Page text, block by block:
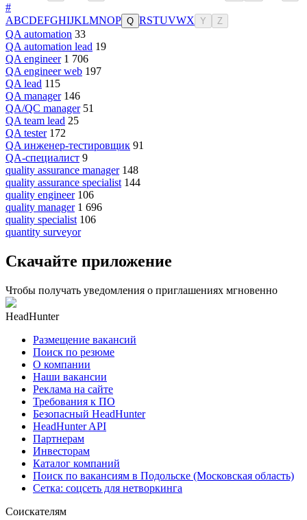
#
ABCDEFGHIJKLMNOP Q RSTUVWX Y Z
QA automation 33
QA automation lead 19
QA engineer 1 706
QA engineer web 197
QA lead 115
QA manager 146
QA/QC manager 51
QA team lead 25
QA tester 172
QA инженер-тестировщик 91
QA-специалист 9
quality assurance manager 148
quality assurance specialist 144
quality engineer 106
quality manager 1 696
quality specialist 106
quantity surveyor
Скачайте приложение
Чтобы получать уведомления о приглашениях мгновенно
HeadHunter
Размещение вакансий
Поиск по резюме
О компании
Наши вакансии
Реклама на сайте
Требования к ПО
Безопасный HeadHunter
HeadHunter API
Партнерам
Инвесторам
Каталог компаний
Поиск по вакансиям в Подольске (Московская область)
Сетка: соцсеть для нетворкинга
Соискателям